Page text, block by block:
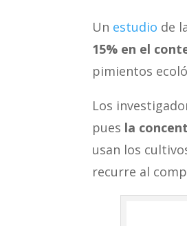
Un estudio de
15% en el
pimientos
Los
pues la
usan los
recurre al